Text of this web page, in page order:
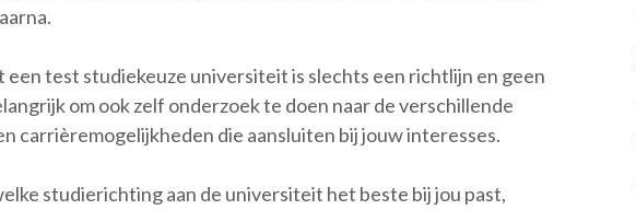
test studiekeuze universiteit is slechts een richtlijn en geen
om ook zelf onderzoek te doen naar de verschillende
carrièremogelijkheden die aansluiten bij jouw interesses.
studierichting aan de universiteit het beste bij jou past,